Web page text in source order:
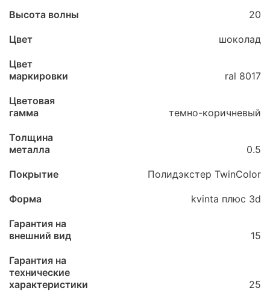
Высота волны 20
Цвет шоколад
Цвет
маркировки
ral 8017
Цветовая
гамма
темно-коричневый
Толщина
металла
0.5
Покрытие Полидэкстер TwinColor
Форма kvinta плюс 3d
Гарантия на
внешний вид
15
Гарантия на
технические
характеристики
25